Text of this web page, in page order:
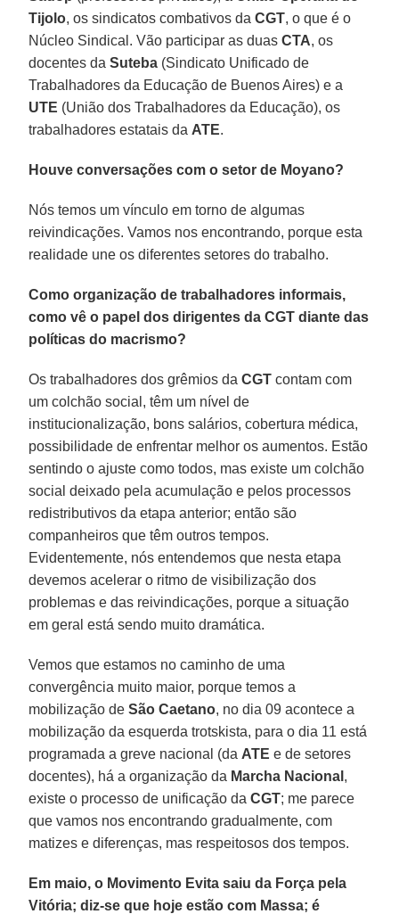
Tijolo, os sindicatos combativos daCGT, o que é o
Núcleo Sindical. Vão participar as duasCTA, os
docentes daSuteba (Sindicato Unificado de
Trabalhadores da Educação de Buenos Aires) e a
UTE (União dos Trabalhadores da Educação), os
trabalhadores estatais da ATE.
Houve conversações com o setor de Moyano?
Nós temos um vínculo em torno de algumas
reivindicações. Vamos nos encontrando, porque esta
realidade une os diferentes setores do trabalho.
Como organização de trabalhadores informais,
como vê o papel dos dirigentes da CGT diante das
políticas do macrismo?
Os trabalhadores dos grêmios daCGT contam com
um colchão social, têm um nível de
institucionalização, bons salários, cobertura médica,
possibilidade de enfrentar melhor os aumentos. Estão
sentindo o ajuste como todos, mas existe um colchão
social deixado pela acumulação e pelos processos
redistributivos da etapa anterior; então são
companheiros que têm outros tempos.
Evidentemente, nós entendemos que nesta etapa
devemos acelerar o ritmo de visibilização dos
problemas e das reivindicações, porque a situação
em geral está sendo muito dramática.
Vemos que estamos no caminho de uma
convergência muito maior, porque temos a
mobilização deSão Caetano, no dia 09 acontece a
mobilização da esquerda trotskista, para o dia 11 está
programada a greve nacional (da ATE e de setores
docentes), há a organização da Marcha Nacional ,
existe o processo de unificação daCGT; me parece
que vamos nos encontrando gradualmente, com
matizes e diferenças, mas respeitosos dos tempos.
Em maio, o Movimento Evita saiu da Força pela
Vitória; diz-se que hoje estão com Massa; é